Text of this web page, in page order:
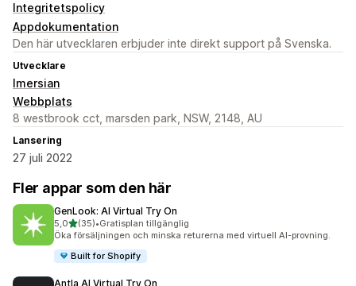
Integritetspolicy
Appdokumentation
Den här utvecklaren erbjuder inte direkt support på Svenska.
Utvecklare
Imersian
Webbplats
8 westbrook cct, marsden park, NSW, 2148, AU
Lansering
27 juli 2022
Fler appar som den här
GenLook: AI Virtual Try On
5,0av 5 stjärnor
(35)
35 recensioner totalt
•Gratisplan tillgänglig
Öka försäljningen och minska returerna med virtuell AI-provning.
Built for Shopify
Antla AI Virtual Try On